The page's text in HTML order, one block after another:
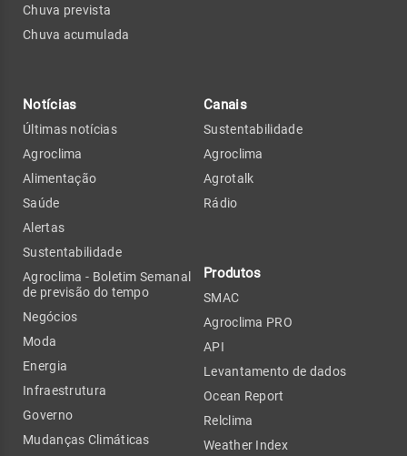
Chuva prevista
Chuva acumulada
Notícias
Últimas notícias
Agroclima
Alimentação
Saúde
Alertas
Sustentabilidade
Agroclima - Boletim Semanal
de previsão do tempo
Negócios
Moda
Energia
Infraestrutura
Governo
Mudanças Climáticas
Canais
Sustentabilidade
Agroclima
Agrotalk
Rádio
Produtos
SMAC
Agroclima PRO
API
Levantamento de dados
Ocean Report
Relclima
Weather Index